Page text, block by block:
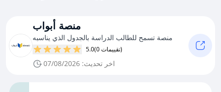
منصة أبواب
منصة تسمح للطالب الدراسة بالجدول الذي يناسبه
5.0 (0 تقييمات)
اخر تحديث: 07/08/2026